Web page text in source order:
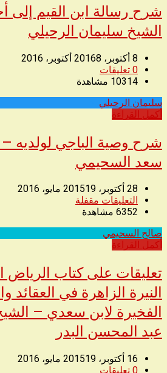
شرح رسالة ابن القيم إلى
الشيخ سليمان الرحيلي
8 أكتوبر، 2016
8 أكتوبر، 2016
0 تعليقات
10314 مشاهدة
سليمان الرحيلي
أكمل القراءة
شرح وصية الباجي لولديه
سعد السحيمي
28 أكتوبر، 2015
19 مايو، 2016
التعليقات مقفلة
6352 مشاهدة
صالح السحيمي
أكمل القراءة
تعليقات على كتاب الرياض
النيرة الزاهرة في العقائد
الفخيرة لابن سعدي –
عبد المحسن البدر
16 أكتوبر، 2015
19 مايو، 2016
0 تعليقات